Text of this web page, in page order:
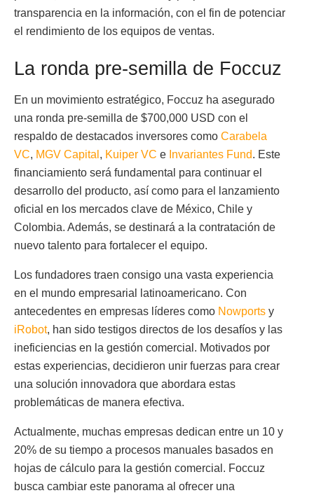
transparencia en la información, con el fin de potenciar
el rendimiento de los equipos de ventas.
La ronda pre-semilla de Foccuz
En un movimiento estratégico, Foccuz ha asegurado
una ronda pre-semilla de $700,000 USD con el
respaldo de destacados inversores como Carabela
VC, MGV Capital , Kuiper VC e Invariantes Fund. Este
financiamiento será fundamental para continuar el
desarrollo del producto, así como para el lanzamiento
oficial en los mercados clave de México, Chile y
Colombia. Además, se destinará a la contratación de
nuevo talento para fortalecer el equipo.
Los fundadores traen consigo una vasta experiencia
en el mundo empresarial latinoamericano. Con
antecedentes en empresas líderes como Nowports y
iRobot, han sido testigos directos de los desafíos y las
ineficiencias en la gestión comercial. Motivados por
estas experiencias, decidieron unir fuerzas para crear
una solución innovadora que abordara estas
problemáticas de manera efectiva.
Actualmente, muchas empresas dedican entre un 10 y
20% de su tiempo a procesos manuales basados en
hojas de cálculo para la gestión comercial. Foccuz
busca cambiar este panorama al ofrecer una